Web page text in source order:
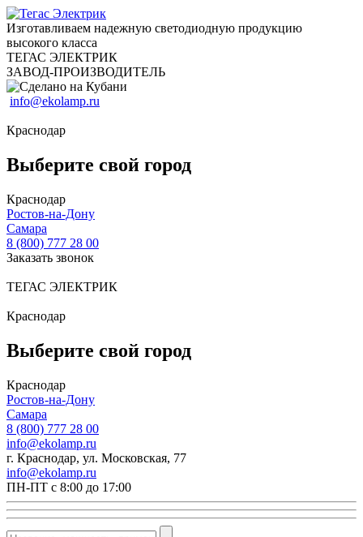
Изготавливаем надежную светодиодную продукцию
высокого класса
ТЕГАС ЭЛЕКТРИК
ЗАВОД-ПРОИЗВОДИТЕЛЬ
info@ekolamp.ru
Краснодар
Выберите свой город
Краснодар
Ростов-на-Дону
Самара
8 (800) 777 28 00
Заказать звонок
ТЕГАС ЭЛЕКТРИК
Краснодар
Выберите свой город
Краснодар
Ростов-на-Дону
Самара
8 (800) 777 28 00
info@ekolamp.ru
г. Краснодар, ул. Московская, 77
info@ekolamp.ru
ПН-ПТ с 8:00 до 17:00